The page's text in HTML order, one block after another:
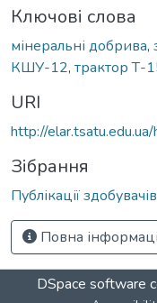
Ключові слова
мінеральні добрива,
КШУ-12, трактор Т-
URI
http://
Зібрання
Публікації
Повна
DSpace software